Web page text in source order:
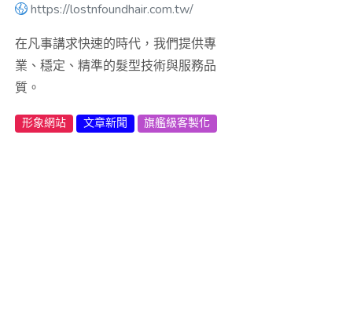
https://lostnfoundhair.com.tw/
在凡事講求快速的時代，我們提供專
業、穩定、精準的髮型技術與服務品
質。
形象網站 文章新聞 旗艦級客製化